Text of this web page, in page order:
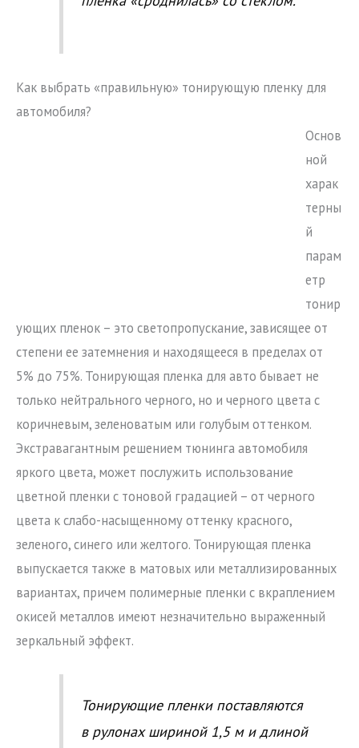
Как выбрать «правильную» тонирующую пленку для
автомобиля?
Основ
ной
харак
терны
й
парам
етр
тонир
ующих пленок – это светопропускание, зависящее от
степени ее затемнения и находящееся в пределах от
5% до 75%. Тонирующая пленка для авто бывает не
только нейтрального черного, но и черного цвета с
коричневым, зеленоватым или голубым оттенком.
Экстравагантным решением тюнинга автомобиля
яркого цвета, может послужить использование
цветной пленки с тоновой градацией – от черного
цвета к слабо-насыщенному оттенку красного,
зеленого, синего или желтого. Тонирующая пленка
выпускается также в матовых или металлизированных
вариантах, причем полимерные пленки с вкраплением
окисей металлов имеют незначительно выраженный
зеркальный эффект.
Тонирующие пленки поставляются
в рулонах шириной 1,5 м и длиной